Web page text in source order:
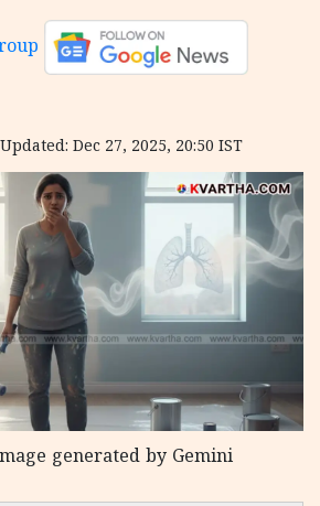
Updated: Dec 27, 2025, 20:50 IST
generated by Gemini